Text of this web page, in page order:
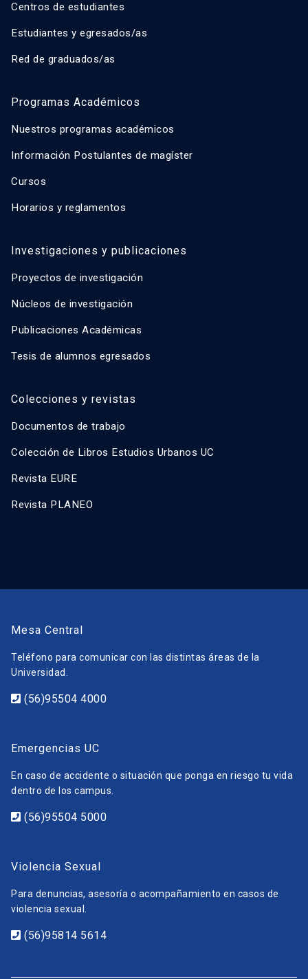
Centros de estudiantes
Estudiantes y egresados/as
Red de graduados/as
Programas Académicos
Nuestros programas académicos
Información Postulantes de magíster
Cursos
Horarios y reglamentos
Investigaciones y publicaciones
Proyectos de investigación
Núcleos de investigación
Publicaciones Académicas
Tesis de alumnos egresados
Colecciones y revistas
Documentos de trabajo
Colección de Libros Estudios Urbanos UC
Revista EURE
Revista PLANEO
Mesa Central
Teléfono para comunicar con las distintas áreas de la
Universidad.
(56)95504 4000
Emergencias UC
En caso de accidente o situación que ponga en riesgo tu vida
dentro de los campus.
(56)95504 5000
Violencia Sexual
Para denuncias, asesoría o acompañamiento en casos de
violencia sexual.
(56)95814 5614